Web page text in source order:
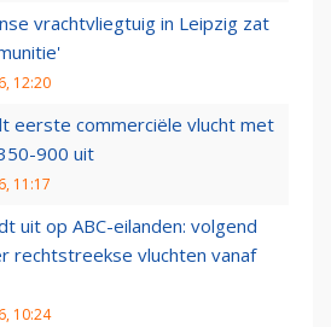
vrachtvliegtuig in Leipzig zat
12:20
eerste commerciële vlucht met
900 uit
11:17
uit op ABC-eilanden: volgend
rechtstreekse vluchten vanaf
10:24